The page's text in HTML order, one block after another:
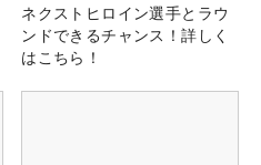
ネクストヒロイン選手とラウ
ンドできるチャンス！詳しく
はこちら！